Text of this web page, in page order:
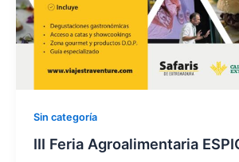
Sin categoría
III Feria Agroalimentaria